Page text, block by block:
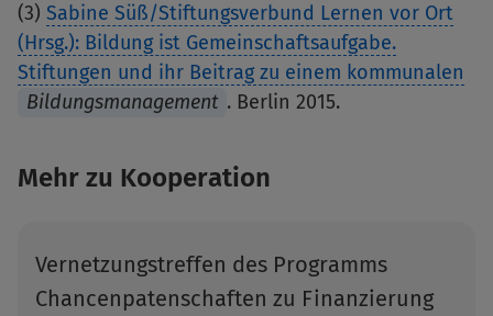
(3) Sabine Süß/Stiftungsverbund Lernen vor Ort
(Hrsg.): Bildung ist Gemeinschaftsaufgabe.
Stiftungen und ihr Beitrag zu einem kommunalen
Bildungsmanagement . Berlin 2015.
Mehr zu Kooperation
Vernetzungstreffen des Programms
Chancenpatenschaften zu Finanzierung